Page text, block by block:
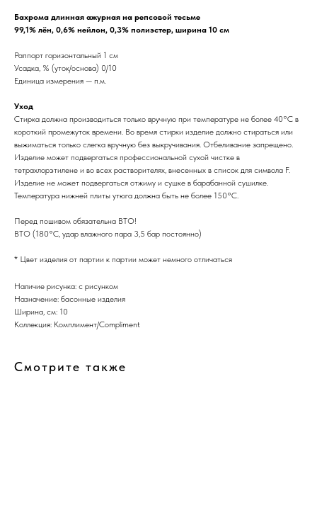
Бахрома длинная ажурная на репсовой тесьме
99,1% лён, 0,6% нейлон, 0,3% полиэстер, ширина 10 см
Раппорт горизонтальный 1 см
Усадка, % (уток/основа) 0/10
Единица измерения — п.м.
Уход
Стирка должна производиться только вручную при температуре не более 40°С в
короткий промежуток времени. Во время стирки изделие должно стираться или
выжиматься только слегка вручную без выкручивания. Отбеливание запрещено.
Изделие может подвергаться профессиональной сухой чистке в
тетрахлорэтилене и во всех растворителях, внесенных в список для символа F.
Изделие не может подвергаться отжиму и сушке в барабанной сушилке.
Температура нижней плиты утюга должна быть не более 150°С.
Перед пошивом обязательна ВТО!
ВТО (180°С, удар влажного пара 3,5 бар постоянно)
* Цвет изделия от партии к партии может немного отличаться
Наличие рисунка: с рисунком
Назначение: басонные изделия
Ширина, см: 10
Коллекция: Комплимент/Compliment
Смотрите также